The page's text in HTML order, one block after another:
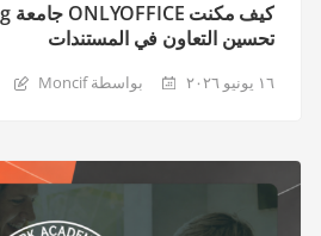
تحسين التعاون في المستندات
١٦ يونيو ٢٠٢٦ بواسطة Moncif